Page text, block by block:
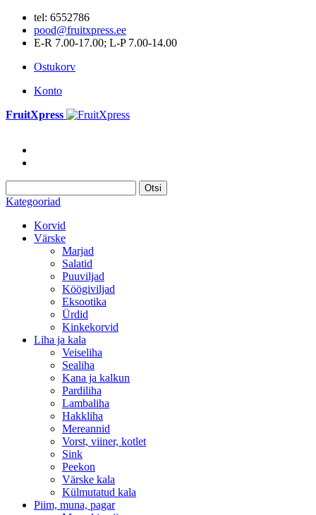
tel: 6552786
pood@fruitxpress.ee
E-R 7.00-17.00; L-P 7.00-14.00
Ostukorv
Konto
FruitXpress
Otsi
Kategooriad
Korvid
Värske
Marjad
Salatid
Puuviljad
Köögiviljad
Eksootika
Ürdid
Kinkekorvid
Liha ja kala
Veiseliha
Sealiha
Kana ja kalkun
Pardiliha
Lambaliha
Hakkliha
Mereannid
Vorst, viiner, kotlet
Sink
Peekon
Värske kala
Külmutatud kala
Piim, muna, pagar